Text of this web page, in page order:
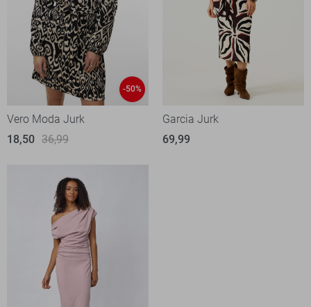
-50%
Vero Moda Jurk
18,50 36,99
Garcia Jurk
69,99